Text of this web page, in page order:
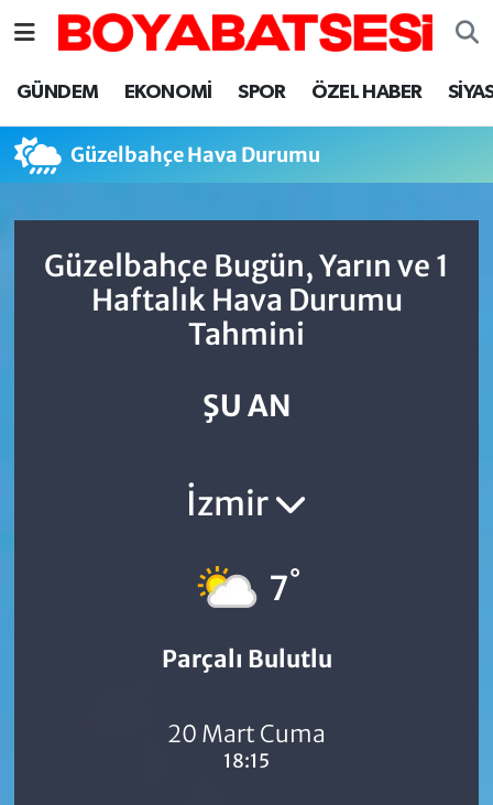
GÜNDEM EKONOMİ SPOR ÖZEL HABER
Güzelbahçe Hava Durumu
Güzelbahçe Bugün, Yarın ve 1
Haftalık Hava Durumu
Tahmini
ŞU AN
İzmir
7°
Parçalı Bulutlu
20 Mart Cuma
18:15
Sinop Nöbetçi Eczaneler
Sinop Hava Durumu
Sinop Trafik Yoğunluk Haritası
Süper Lig Puan Durumu ve Fikstür
Son Dakika Haberleri